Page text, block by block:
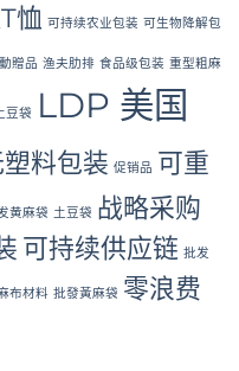
恤 可持续农业包装 可生物降解包
贈品 渔夫肋排 食品级包装 重型粗麻
豆袋
LDP 美国
料包装 促销品 可重
黄麻袋 土豆袋 战略采购
可持续供应链 批发
布材料 批發黃麻袋 零浪费